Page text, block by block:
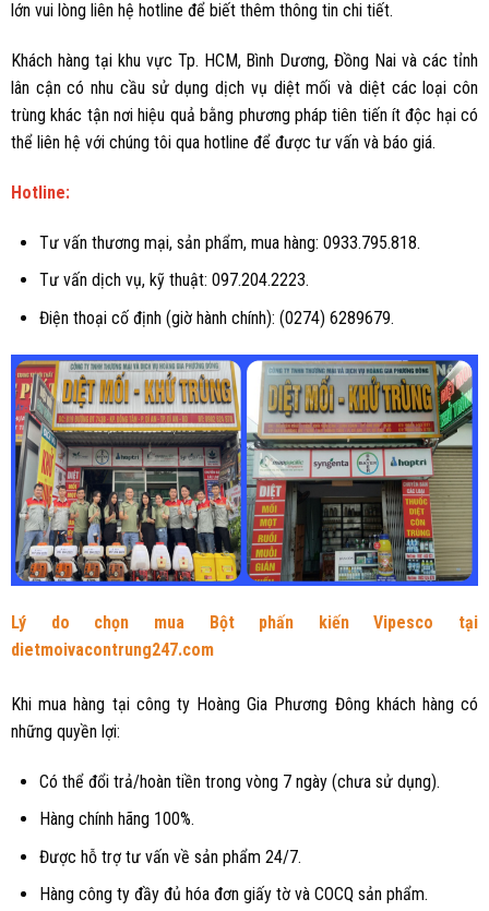
lớn vui lòng liên hệ hotline để biết thêm thông tin chi tiết.
Khách hàng tại khu vực Tp. HCM, Bình Dương, Đồng Nai và các tỉnh
lân cận có nhu cầu sử dụng dịch vụ diệt mối và diệt các loại côn
trùng khác tận nơi hiệu quả bằng phương pháp tiên tiến ít độc hại có
thể liên hệ với chúng tôi qua hotline để được tư vấn và báo giá.
Hotline:
Tư vấn thương mại, sản phẩm, mua hàng: 0933.795.818.
Tư vấn dịch vụ, kỹ thuật: 097.204.2223.
Điện thoại cố định (giờ hành chính): (0274) 6289679.
Lý do chọn mua Bột phấn kiến Vipesco tại
dietmoivacontrung247.com
Khi mua hàng tại công ty Hoàng Gia Phương Đông khách hàng có
những quyền lợi:
Có thể đổi trả/hoàn tiền trong vòng 7 ngày (chưa sử dụng).
Hàng chính hãng 100%.
Được hỗ trợ tư vấn về sản phẩm 24/7.
Hàng công ty đầy đủ hóa đơn giấy tờ và COCQ sản phẩm.